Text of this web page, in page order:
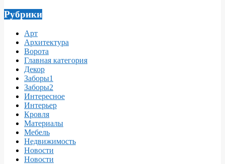
Рубрики
Арт
Архитектура
Ворота
Главная категория
Декор
Заборы1
Заборы2
Интересное
Интерьер
Кровля
Материалы
Мебель
Недвижимость
Новости
Новости